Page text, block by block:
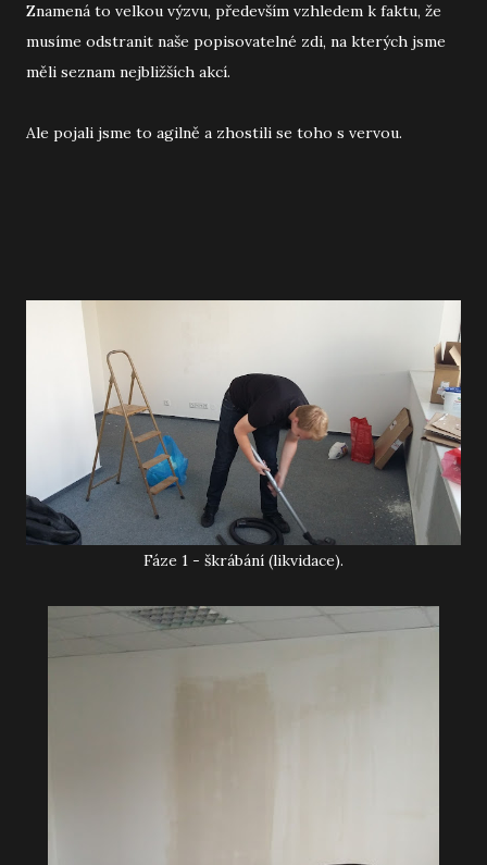
Znamená to velkou výzvu, především vzhledem k faktu, že
musíme odstranit naše popisovatelné zdi, na kterých jsme
měli seznam nejbližších akcí.
Ale pojali jsme to agilně a zhostili se toho s vervou.
Fáze 1 - škrábání (likvidace).